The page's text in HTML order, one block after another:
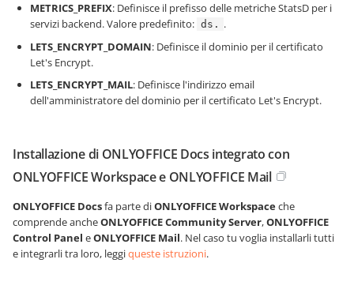
METRICS_PREFIX: Definisce il prefisso delle metriche StatsD per i
servizi backend. Valore predefinito: ds. .
LETS_ENCRYPT_DOMAIN: Definisce il dominio per il certificato
Let's Encrypt.
LETS_ENCRYPT_MAIL: Definisce l'indirizzo email
dell'amministratore del dominio per il certificato Let's Encrypt.
Installazione di ONLYOFFICE Docs integrato con
ONLYOFFICE Workspace e ONLYOFFICE Mail
ONLYOFFICE Docsfa parte diONLYOFFICE Workspaceche
comprende ancheONLYOFFICE Community Server,ONLYOFFICE
Control Panel eONLYOFFICE Mail. Nel caso tu voglia installarli tutti
e integrarli tra loro, leggiqueste istruzioni.